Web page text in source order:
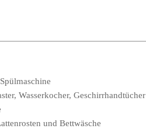
Wasserkocher, Geschirrhandtücher
und Bettwäsche